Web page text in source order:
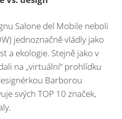
Salone del Mobile neboli
jednoznačně vládly jako
a ekologie. Stejně jako v
na „virtuální“ prohlídku
Barborou
svých TOP 10 značek,